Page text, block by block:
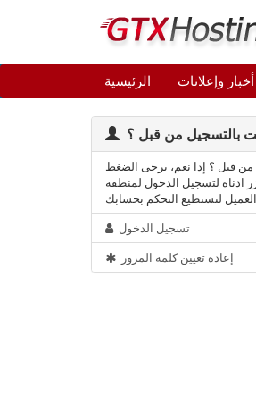
الرئيسية أخبار وإعلانات
بالتسجيل من قبل ؟
قبل ؟ إذا نعم، يرجى الضغط
ادناه لتسجيل الدخول لمنطقة
تسجيل الدخول
إعادة تعيين كلمة المرور